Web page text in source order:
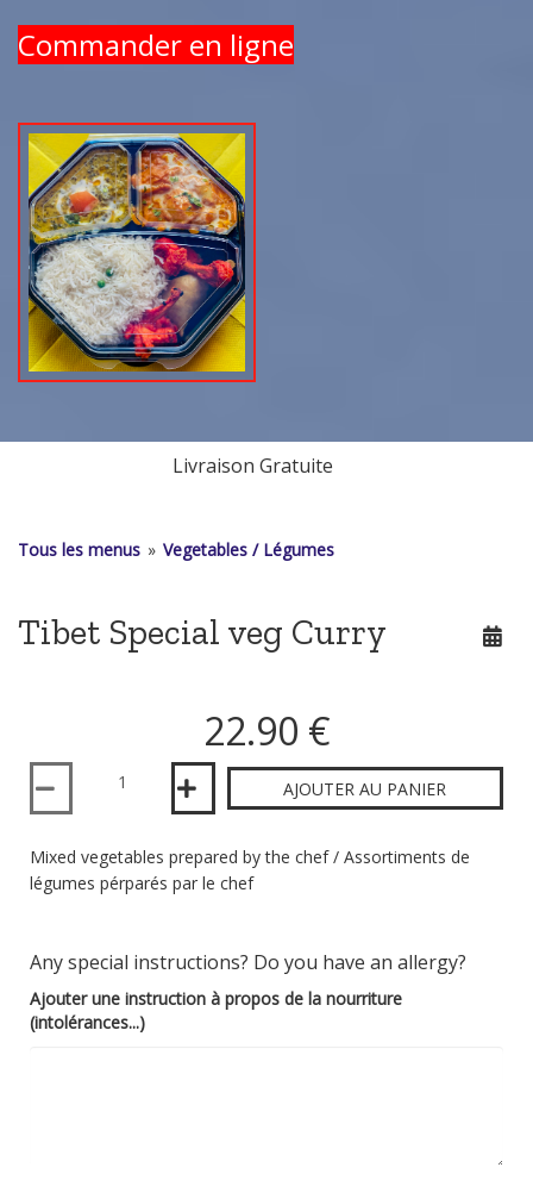
Commander en ligne
Livraison Gratuite
Tous les menus » Vegetables / Légumes
Tibet Special veg Curry
22.90 €
Quantité
AJOUTER AU PANIER
Mixed vegetables prepared by the chef / Assortiments de
légumes pérparés par le chef
Any special instructions? Do you have an allergy?
Ajouter une instruction à propos de la nourriture
(intolérances...)